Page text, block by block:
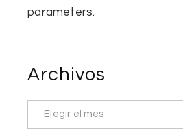
parameters.
Archivos
Elegir el mes